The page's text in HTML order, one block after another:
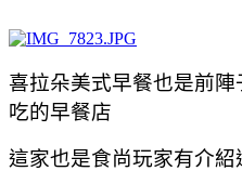
喜拉朵美式早餐也是前
吃的早餐店
這家也是食尚玩家有介紹